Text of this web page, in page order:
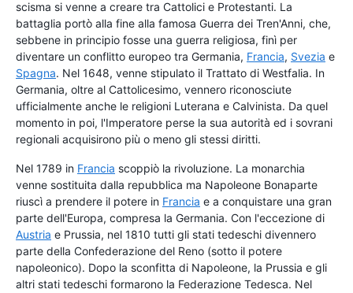
scisma si venne a creare tra Cattolici e Protestanti. La
battaglia portò alla fine alla famosa Guerra dei Tren'Anni, che,
sebbene in principio fosse una guerra religiosa, finì per
diventare un conflitto europeo tra Germania, Francia, Svezia e
Spagna. Nel 1648, venne stipulato il Trattato di Westfalia. In
Germania, oltre al Cattolicesimo, vennero riconosciute
ufficialmente anche le religioni Luterana e Calvinista. Da quel
momento in poi, l'Imperatore perse la sua autorità ed i sovrani
regionali acquisirono più o meno gli stessi diritti.
Nel 1789 in Francia scoppiò la rivoluzione. La monarchia
venne sostituita dalla repubblica ma Napoleone Bonaparte
riuscì a prendere il potere in Francia e a conquistare una gran
parte dell'Europa, compresa la Germania. Con l'eccezione di
Austria e Prussia, nel 1810 tutti gli stati tedeschi divennero
parte della Confederazione del Reno (sotto il potere
napoleonico). Dopo la sconfitta di Napoleone, la Prussia e gli
altri stati tedeschi formarono la Federazione Tedesca. Nel